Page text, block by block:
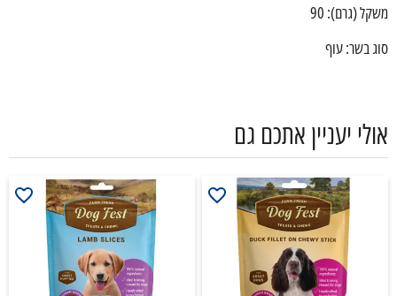
משקל (גרם): 90
סוג בשר: עוף
אולי יעניין אתכם גם